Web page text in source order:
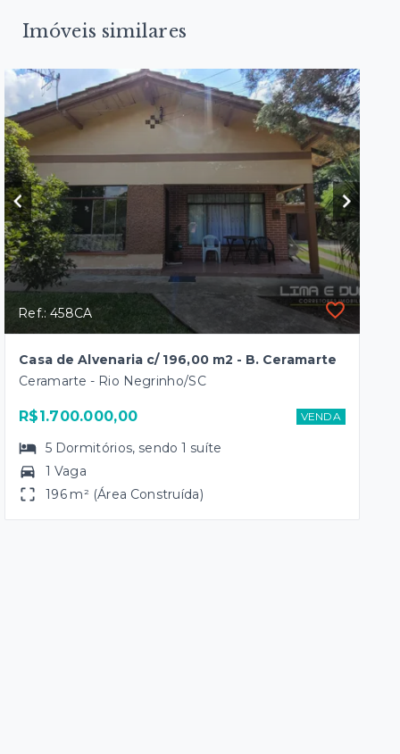
Imóveis similares
Ref.: 458CA
Casa de Alvenaria c/ 196,00 m2 - B. Ceramarte
Ceramarte - Rio Negrinho/SC
R$1.700.000,00 VENDA
5 Dormitórios, sendo1 suíte
1 Vaga
196 m² (Área Construída)